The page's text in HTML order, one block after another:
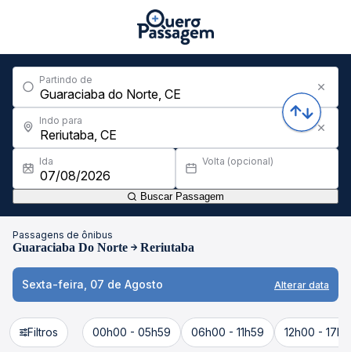
Partindo de
Indo para
Ida Volta (opcional)
Buscar Passagem
Passagens de ônibus
Guaraciaba Do Norte Reriutaba
Sexta-feira, 07 de Agosto Alterar data
Filtros 00h00 - 05h59 06h00 - 11h59 12h00 -